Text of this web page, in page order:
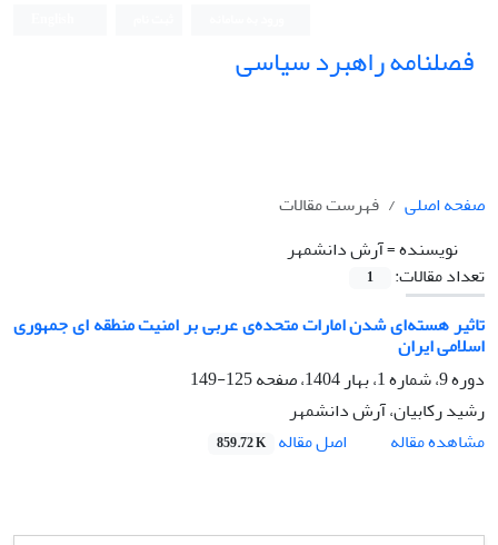
فصلنامه راهبرد سیاسی
صفحه اصلی
فهرست مقالات
نویسنده =آرش دانشمهر
تعداد مقالات:
1
تاثیر هسته‌ای شدن امارات متحده‌ی‌ عربی بر امنیت منطقه ای جمهوری
اسلامی ایران
دوره 9، شماره 1، بهار 1404، صفحه
125-149
رشید رکابیان، آرش دانشمهر
مشاهده مقاله
اصل مقاله 859.72 K